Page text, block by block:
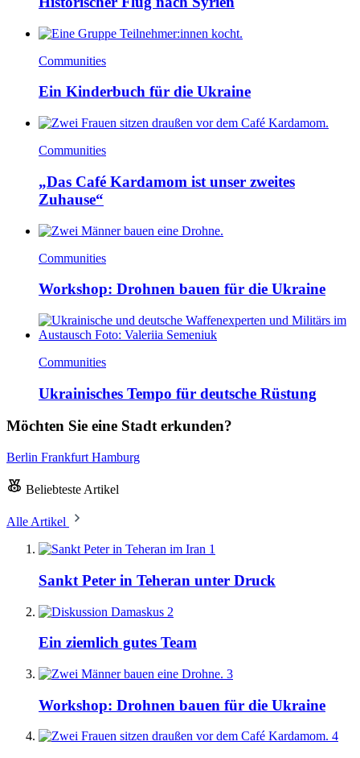
Communities
Ein Kinderbuch für die Ukraine
Communities
„Das Café Kardamom ist unser zweites
Zuhause“
Communities
Workshop: Drohnen bauen für die Ukraine
Communities
Ukrainisches Tempo für deutsche Rüstung
Möchten Sie eine Stadt erkunden?
Berlin Frankfurt Hamburg
Beliebteste Artikel
Alle Artikel
1
Sankt Peter in Teheran unter Druck
2
Ein ziemlich gutes Team
3
Workshop: Drohnen bauen für die Ukraine
4